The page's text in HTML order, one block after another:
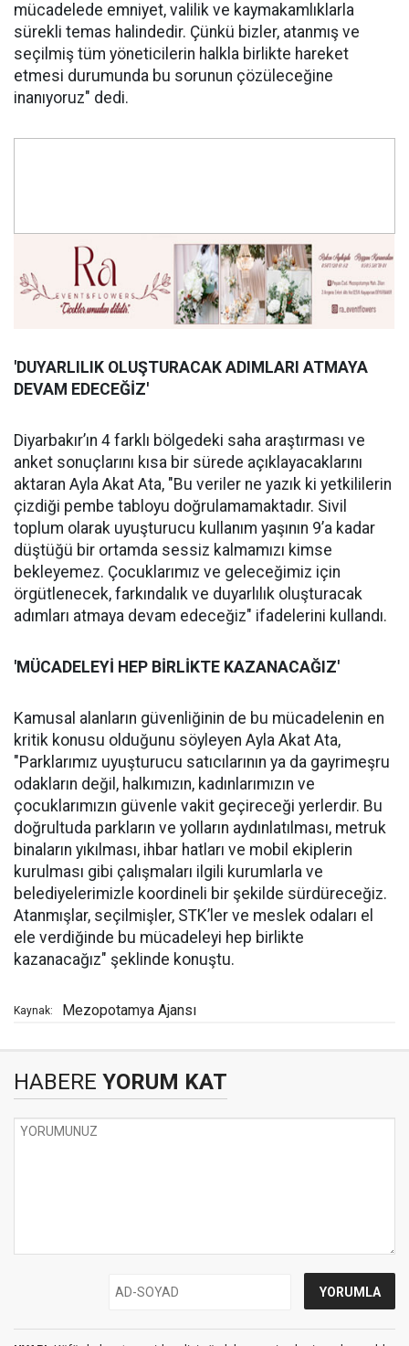
mücadelede emniyet, valilik ve kaymakamlıklarla
sürekli temas halindedir. Çünkü bizler, atanmış ve
seçilmiş tüm yöneticilerin halkla birlikte hareket
etmesi durumunda bu sorunun çözüleceğine
inanıyoruz" dedi.
'DUYARLILIK OLUŞTURACAK ADIMLARI ATMAYA
DEVAM EDECEĞİZ'
Diyarbakır’ın 4 farklı bölgedeki saha araştırması ve
anket sonuçlarını kısa bir sürede açıklayacaklarını
aktaran Ayla Akat Ata, "Bu veriler ne yazık ki yetkililerin
çizdiği pembe tabloyu doğrulamamaktadır. Sivil
toplum olarak uyuşturucu kullanım yaşının 9’a kadar
düştüğü bir ortamda sessiz kalmamızı kimse
bekleyemez. Çocuklarımız ve geleceğimiz için
örgütlenecek, farkındalık ve duyarlılık oluşturacak
adımları atmaya devam edeceğiz" ifadelerini kullandı.
'MÜCADELEYİ HEP BİRLİKTE KAZANACAĞIZ'
Kamusal alanların güvenliğinin de bu mücadelenin en
kritik konusu olduğunu söyleyen Ayla Akat Ata,
"Parklarımız uyuşturucu satıcılarının ya da gayrimeşru
odakların değil, halkımızın, kadınlarımızın ve
çocuklarımızın güvenle vakit geçireceği yerlerdir. Bu
doğrultuda parkların ve yolların aydınlatılması, metruk
binaların yıkılması, ihbar hatları ve mobil ekiplerin
kurulması gibi çalışmaları ilgili kurumlarla ve
belediyelerimizle koordineli bir şekilde sürdüreceğiz.
Atanmışlar, seçilmişler, STK’ler ve meslek odaları el
ele verdiğinde bu mücadeleyi hep birlikte
kazanacağız" şeklinde konuştu.
Kaynak: Mezopotamya Ajansı
HABERE YORUM KAT